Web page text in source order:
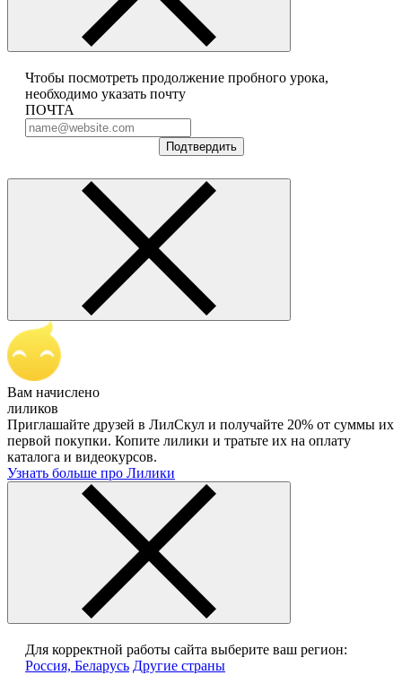
Чтобы посмотреть продолжение пробного урока,
необходимо указать почту
ПОЧТА
Подтвердить
Вам начислено
лиликов
Приглашайте друзей в ЛилСкул и получайте 20% от суммы их
первой покупки. Копите лилики и тратьте их на оплату
каталога и видеокурсов.
Узнать больше про Лилики
Для корректной работы сайта выберите ваш регион:
Россия, Беларусь Другие страны